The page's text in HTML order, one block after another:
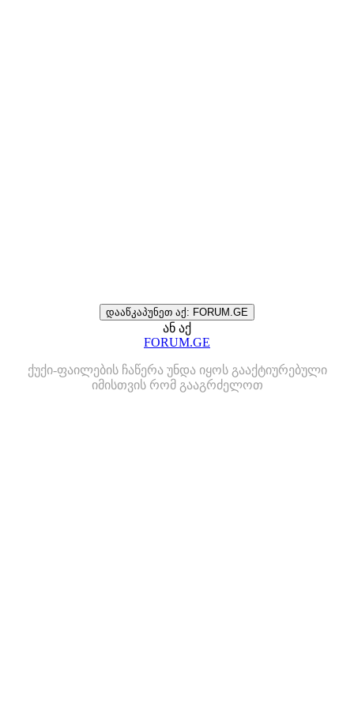
დააწკაპუნეთ აქ: FORUM.GE
ან აქ
FORUM.GE
ქუქი-ფაილების ჩაწერა უნდა იყოს გააქტიურებული
იმისთვის რომ გააგრძელოთ